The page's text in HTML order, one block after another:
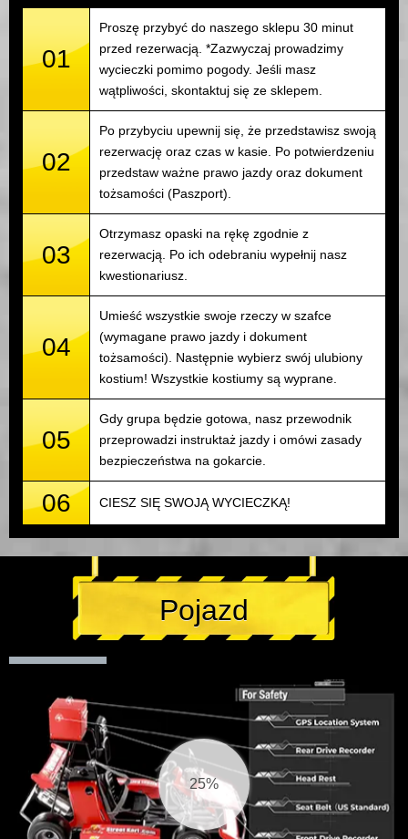
01
Proszę przybyć do naszego sklepu 30 minut
przed rezerwacją. *Zazwyczaj prowadzimy
wycieczki pomimo pogody. Jeśli masz
wątpliwości, skontaktuj się ze sklepem.
02
Po przybyciu upewnij się, że przedstawisz swoją
rezerwację oraz czas w kasie. Po potwierdzeniu
przedstaw ważne prawo jazdy oraz dokument
tożsamości (Paszport).
03
Otrzymasz opaski na rękę zgodnie z
rezerwacją. Po ich odebraniu wypełnij nasz
kwestionariusz.
04
Umieść wszystkie swoje rzeczy w szafce
(wymagane prawo jazdy i dokument
tożsamości). Następnie wybierz swój ulubiony
kostium! Wszystkie kostiumy są wyprane.
05
Gdy grupa będzie gotowa, nasz przewodnik
przeprowadzi instruktaż jazdy i omówi zasady
bezpieczeństwa na gokarcie.
06 CIESZ SIĘ SWOJĄ WYCIECZKĄ!
Pojazd
25%